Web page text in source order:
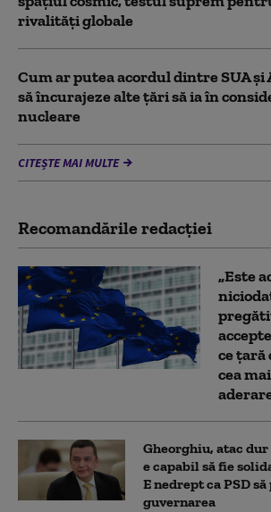
rivalități globale
Cum ar putea acordul dintre SUA și
să încurajeze alte țări să ia în
nucleare
CITEȘTE MAI MULTE
Recomandările redacţiei
„Este
ce țară
cea
Gheorghiu, atac
e capabil să fie
E nedrept ca PSD
guvernarea